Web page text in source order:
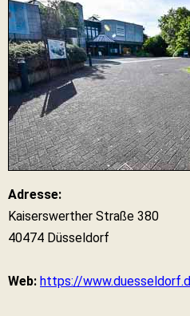
Adresse:
Kaiserswerther Straße 380
40474 Düsseldorf
Web: https://